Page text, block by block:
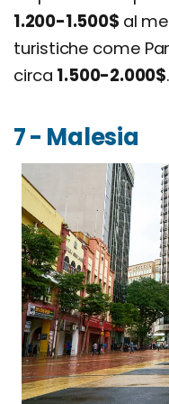
1.200-1.500$ al
turistiche come
circa 1.500-2.000$.
7 - Malesia